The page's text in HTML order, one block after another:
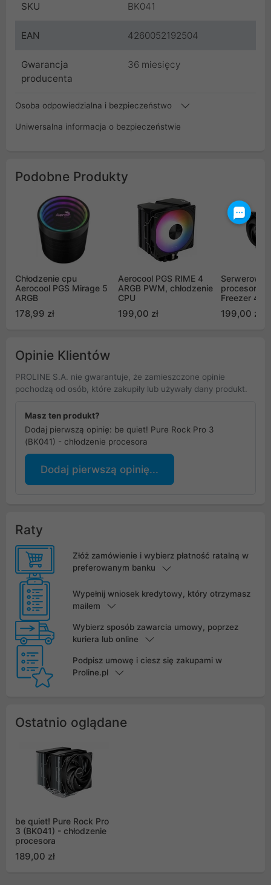
SKU BK041
EAN 4260052192504
Gwarancja
producenta
36 miesięcy
Osoba odpowiedzialna i bezpieczeństwo
Uniwersalna informacja o bezpieczeństwie
Podobne Produkty
Chłodzenie cpu
Aerocool PGS Mirage 5
ARGB
178,99 zł
Aerocool PGS RIME 4
ARGB PWM, chłodzenie
CPU
199,00 zł
Serwerowe
procesora
Freezer 4U-
199,00 zł
Opinie Klientów
PROLINE S.A. nie gwarantuje, że zamieszczone opinie
pochodzą od osób, które zakupiły lub używały dany produkt.
Masz ten produkt?
Dodaj pierwszą opinię: be quiet! Pure Rock Pro 3
(BK041) - chłodzenie procesora
Dodaj pierwszą opinię...
Raty
Złóż zamówienie i wybierz płatność ratalną w
preferowanym banku
Wypełnij wniosek kredytowy, który otrzymasz
mailem
Wybierz sposób zawarcia umowy, poprzez
kuriera lub online
Podpisz umowę i ciesz się zakupami w
Proline.pl
Ostatnio oglądane
be quiet! Pure Rock Pro
3 (BK041) - chłodzenie
procesora
189,00 zł